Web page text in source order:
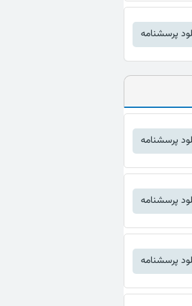
پرسشنامه
پرسشنامه
پرسشنامه
پرسشنامه